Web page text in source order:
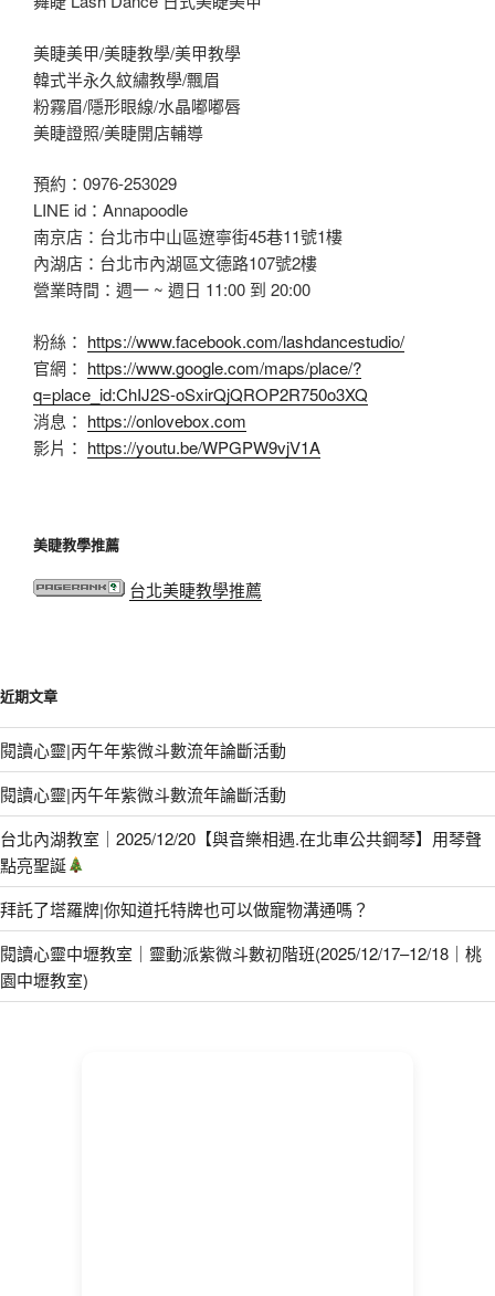
美睫美甲/美睫教學/美甲教學
韓式半永久紋繡教學/飄眉
粉霧眉/隱形眼線/水晶嘟嘟唇
美睫證照/美睫開店輔導
預約：0976-253029
LINE id：Annapoodle
南京店：台北市中山區遼寧街45巷11號1樓
內湖店：台北市內湖區文德路107號2樓
營業時間：週一 ~ 週日 11:00 到 20:00
粉絲： https://www.facebook.com/lashdancestudio/
官網： https://www.google.com/maps/place/?
q=place_id:ChIJ2S-oSxirQjQROP2R750o3XQ
消息： https://onlovebox.com
影片： https://youtu.be/WPGPW9vjV1A
美睫教學推薦
台北美睫教學推薦
近期文章
閱讀心靈|丙午年紫微斗數流年論斷活動
閱讀心靈|丙午年紫微斗數流年論斷活動
台北內湖教室｜2025/12/20【與音樂相遇.在北車公共鋼琴】用琴聲
點亮聖誕
拜託了塔羅牌|你知道托特牌也可以做寵物溝通嗎？
閱讀心靈中壢教室｜靈動派紫微斗數初階班(2025/12/17–12/18｜桃
園中壢教室)